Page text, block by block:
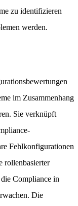
zu identifizieren
werden.
im Zusammenhang
Sie verknüpft
Fehlkonfigurationen
rollenbasierter
Compliance in
Die